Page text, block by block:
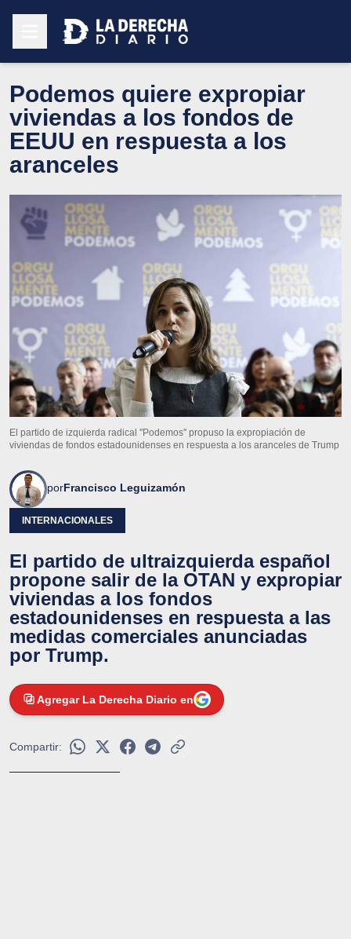
Podemos quiere expropiar
viviendas a los fondos de
EEUU en respuesta a los
aranceles
El partido de izquierda radical ''Podemos'' propuso la expropiación de
viviendas de fondos estadounidenses en respuesta a los aranceles de Trump
porFrancisco Leguizamón
INTERNACIONALES
El partido de ultraizquierda español
propone salir de la OTAN y expropiar
viviendas a los fondos
estadounidenses en respuesta a las
medidas comerciales anunciadas
por Trump.
Agregar La Derecha Diario en
Compartir: